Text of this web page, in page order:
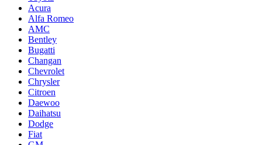
Acura
Alfa Romeo
AMC
Bentley
Bugatti
Changan
Chevrolet
Chrysler
Citroen
Daewoo
Daihatsu
Dodge
Fiat